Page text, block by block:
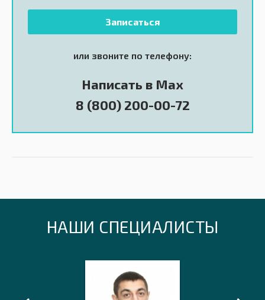
Записаться
или звоните по телефону:
Написать в Max
8 (800) 200-00-72
НАШИ СПЕЦИАЛИСТЫ